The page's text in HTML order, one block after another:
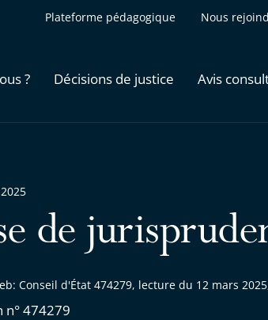
Plateforme pédagogique Nous
? Décisions de justice Avis
de
Conseil d'État 474279, lecture du 12 mars 2025,
n° 474279